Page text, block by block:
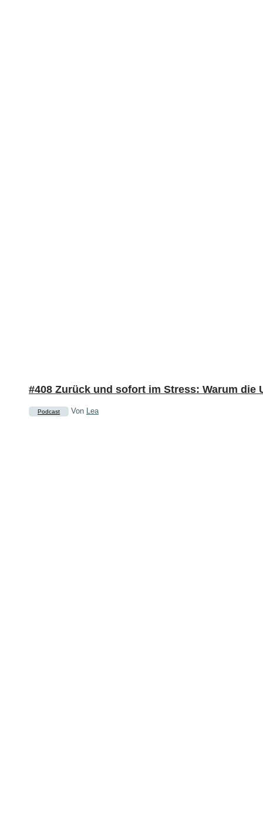
#408 Zurück und sofort im Stress: Warum
Podcast Von Lea